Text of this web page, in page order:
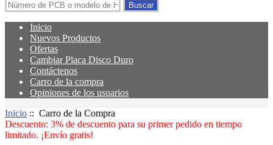
Inicio
Nuevos Productos
Ofertas
Cambiar Placa Disco Duro
Contáctenos
Carro de la compra
Opiniones de los usuarios
Inicio :: Carro de la Compra
Descuento: 3% de descuento para su primer pedido en tiempo
limitado. ¡Envío gratis!